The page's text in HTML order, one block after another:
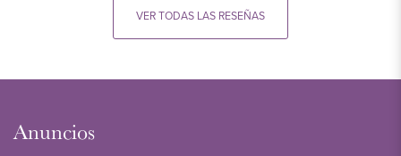
VER TODAS LAS RESEÑAS
Anuncios